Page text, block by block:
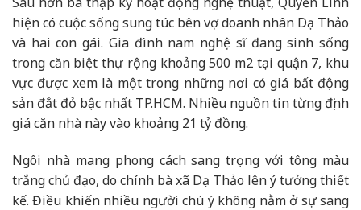
hiện có cuộc sống sung túc bên vợ doanh nhân Dạ Thảo
và hai con gái. Gia đình nam nghệ sĩ đang sinh sống
trong căn biệt thự rộng khoảng 500 m2 tại quận 7, khu
vực được xem là một trong những nơi có giá bất động
sản đắt đỏ bậc nhất TP.HCM. Nhiều nguồn tin từng định
giá căn nhà này vào khoảng 21 tỷ đồng.
Ngôi nhà mang phong cách sang trọng với tông màu
trắng chủ đạo, do chính bà xã Dạ Thảo lên ý tưởng thiết
kế. Điều khiến nhiều người chú ý không nằm ở sự sang